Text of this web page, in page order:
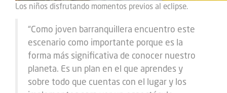
Los niños disfrutando momentos previos al eclipse.
“Como joven barranquillera encuentro este
escenario como importante porque es la
forma más significativa de conocer nuestro
planeta. Es un plan en el que aprendes y
sobre todo que cuentas con el lugar y los